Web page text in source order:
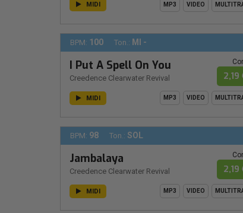
MIDI MP3 VIDEO
BPM: 100 Ton.: MI -
I Put A Spell On You
Creedence Clearwater Revival 2,19
MIDI MP3 VIDEO
BPM: 98 Ton.: SOL
Jambalaya
Creedence Clearwater Revival 2,19
MIDI MP3 VIDEO